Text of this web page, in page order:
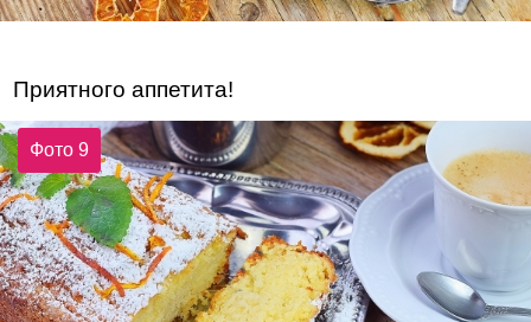
Приятного аппетита!
Фото 9